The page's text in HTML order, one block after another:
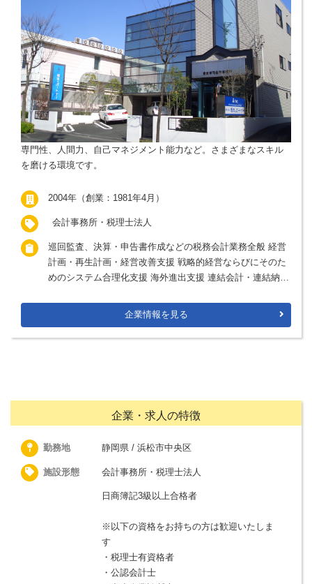
専門性、人間力、自己マネジメント能力など。さまざまなスキル
を磨ける環境です。
2004年（創業：1981年4月）
会計事務所・税理士法人
巡回監査、決算・申告書作成などの税務会計業務全般 経営
計画・再生計画・経営改善支援 戦略的経営ならびにそのた
めのシステム合理化支援 海外進出支援 連結会計・連結納税
援 起業支援・事業再生支援
企業情報を見る
企業・求人の特徴
勤務地 静岡県 / 浜松市中央区
施設形態 会計事務所・税理士法人
日商簿記3級以上合格者
※以下の資格をお持ちの方は歓迎いたしま
す
・税理士有資格者
・公認会計士